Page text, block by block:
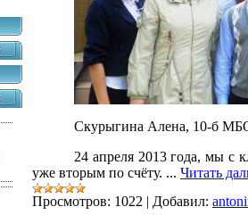
Скурыгина Алена, 10-б
24 апреля 2013 года, мы с
уже вторым по счёту. ... Читать
Просмотров: 1022 | Добавил: